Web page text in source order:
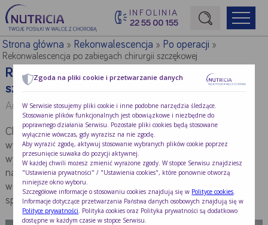
INFOLINIA
22 55 00 155
Początek treści głównej
Strona główna » Rekonwalescencja » Po operacji »
Rekonwalescencja po zabiegach chirurgii szczękowej
Rekonwalescencja po zabiegach chirurgii
szczękowej
Autor:dr n. med. Aleksandra Skalbani
Chirurgia szczękowa jest pojęciem, które u wielu osób
wywołuje nieprzyjemne skojarzenia. Jednak trudno sobie
wyobrazić współczesną medycynę bez tej dziedziny. Choć
najczęściej chirurg szczękowy zajmuje się zabiegami
wchodzącymi w skład stomatologii, to jednak ta medyczna
specjalizacja łączy w sobie wiele innych.
Zgoda na pliki cookie i przetwarzanie danych
W Serwisie stosujemy pliki cookie i inne podobne narzędzia śledzące.
Stosowanie plików funkcjonalnych jest obowiązkowe i niezbędne do
poprawnego działania Serwisu. Pozostałe pliki cookies będą stosowane
wyłącznie wówczas, gdy wyrazisz na nie zgodę.
Aby wyrazić zgodę, aktywuj stosowanie wybranych plików cookie poprzez
przesunięcie suwaka do pozycji aktywnej.
W każdej chwili możesz zmienić wyrażone zgody. W stopce Serwisu znajdziesz
"Ustawienia prywatności" / "Ustawienia cookies", które ponownie otworzą
niniejsze okno wyboru.
Szczegółowe informacje o stosowaniu cookies znajdują się w Polityce cookies
Informacje dotyczące przetwarzania Państwa danych osobowych znajdują się w
Polityce prywatności . Polityka cookies oraz Polityka prywatności są dodatkowo
dostępne w każdym czasie w stopce Serwisu.